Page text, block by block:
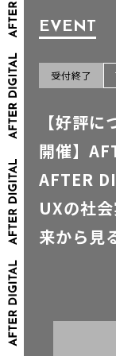
EVENT
受付終了
【好評
開催】
AFTER
UXの社
来から見